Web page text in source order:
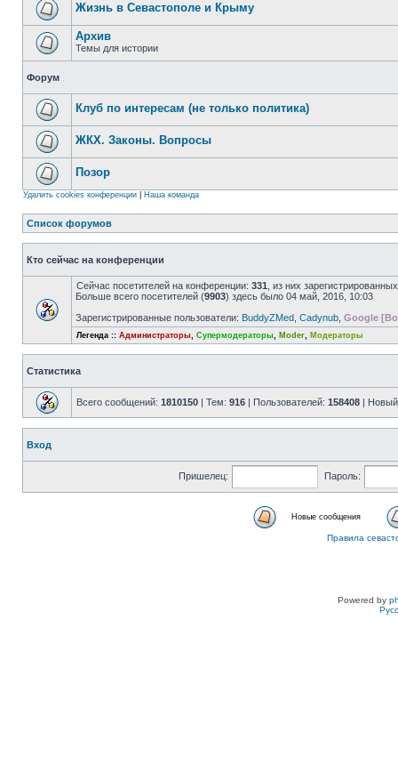
Жизнь в Севастополе и Крыму
Архив
Темы для истории
Форум
Клуб по интересам (не только политика)
ЖКХ. Законы. Вопросы
Позор
Удалить cookies конференции Наша команда
Список форумов
Кто сейчас на конференции
Сейчас посетителей на конференции: 331 , из них
Больше всего посетителей (9903) здесь было 04 май, 2016, 10:03
Зарегистрированные пользователи: BuddyZMed Cadynub Google
Легенда :: Администраторы, Супермодераторы, Moder, Модераторы
Статистика
Всего сообщений: 1810150 | Тем: 916 | Пользователей: 158408 |
Вход
Пришелец: Пароль:
Новые сообщения
Правила
Powered by